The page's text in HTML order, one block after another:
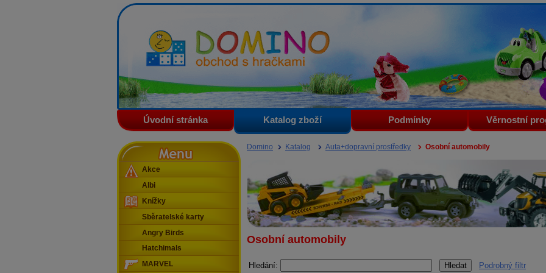
Domino - obchod s hračkami
Úvodní stránka Katalog zboží Podmínky Věrnostní
Domino Katalog Auta+dopravní prostředky Osobní automobily
Osobní automobily
Hledání: Podrobný filtr
Menu
Akce
Albi
Knížky
Sběratelské karty
Angry Birds
Hatchimals
MARVEL